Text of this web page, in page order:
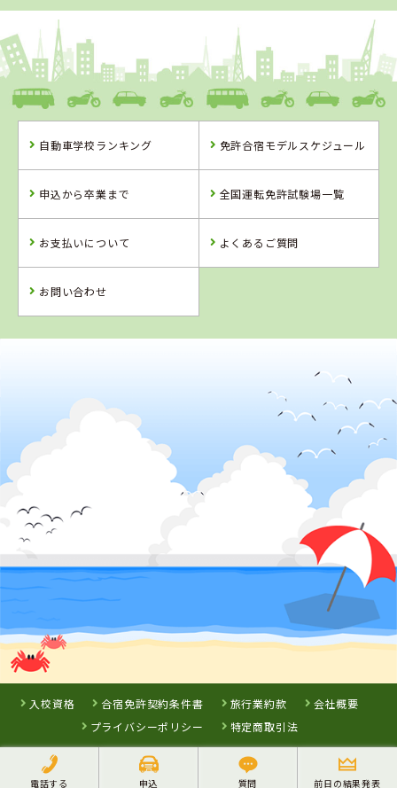
1
静岡県
綜合自動車学校
詳 細 予 約
マジオドライバーズスクール熱海校
詳 細 予 約
3位
浜松自動車学校 浜岡校
予 約
マジオドライバ
海校
予 約
浜松自動車学
4位
静岡県
詳 細
予 約
福井県
AOIドライビング
スクール福井
校 （旧 新田
予 約
浜松自動車学
校 袋井校
詳 細
予 約
7位
石川県
こまつ自動車学
8位
福井県
AOIドライビング
9 位
AOIドライビング
自動車学校ランキング 免許合宿モデルスケジュール
申込から卒業まで 全国運転免許試験場一覧
お支払いについて よくあるご質問
お問い合わせ
入校資格 合宿免許契約条件書 旅行業約款
会社概要
プライバシーポリシー
特定商取引法
電話する 申込 質問 前日の結果発表